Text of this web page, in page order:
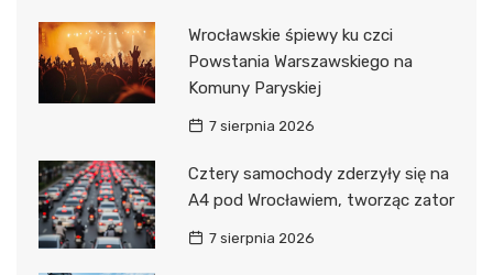
Wrocławskie śpiewy ku czci
Powstania Warszawskiego na
Komuny Paryskiej
7 sierpnia 2026
Cztery samochody zderzyły się na
A4 pod Wrocławiem, tworząc zator
7 sierpnia 2026